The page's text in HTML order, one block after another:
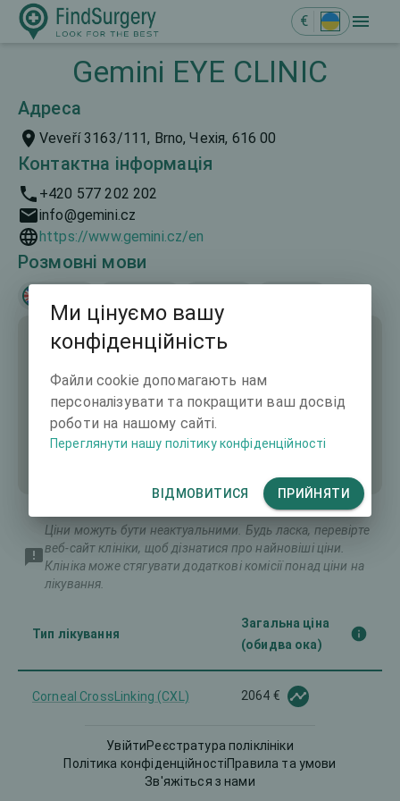
€
Gemini EYE CLINIC
Адреса
Veveří 3163/111, Brno, Чехія, 616 00
Контактна інформація
+420 577 202 202
info@gemini.cz
https://www.gemini.cz/en
Розмовні мови
Ціни можуть бути неактуальними. Будь ласка, перевірте
веб-сайт клініки, щоб дізнатися про найновіші ціни.
Клініка може стягувати додаткові комісії понад ціни на
лікування.
Тип лікування
Загальна ціна
(обидва ока)
Corneal CrossLinking (CXL) 2064 €
Corneal Implants for
presbyopia and for other
3303 €
УвійтиРеєстратура поліклініки
Політика конфіденційностіПравила та умови
Зв'яжіться з нами
Ми цінуємо вашу
конфіденційність
Файли cookie допомагають нам
персоналізувати та покращити ваш досвід
роботи на нашому сайті.
Переглянути нашу політику конфіденційності
ВІДМОВИТИСЯ ПРИЙНЯТИ